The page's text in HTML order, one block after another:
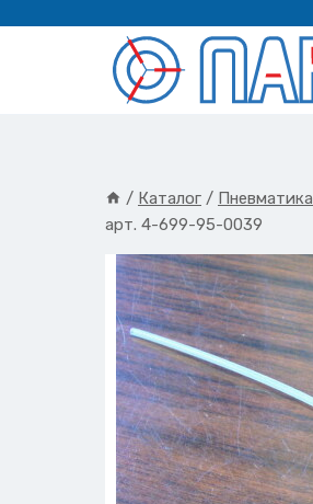
содержимому
/ Каталог / Пневматика
арт. 4-699-95-0039